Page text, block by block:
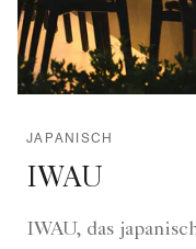
JAPANISCH
IWAU
IWAU, das